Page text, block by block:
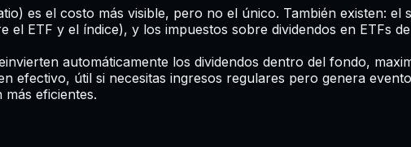
es el costo más visible, pero no el único. También existen:
ETF y el índice), y los impuestos sobre dividendos en ETFs
automáticamente los dividendos dentro del fondo,
efectivo, útil si necesitas ingresos regulares pero genera
eficientes.